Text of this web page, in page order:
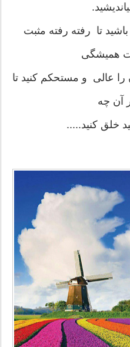
تا رفته رفته مثبت
همیشگی
عالی و مستحکم کنید تا
آن چه
خلق کنید.....